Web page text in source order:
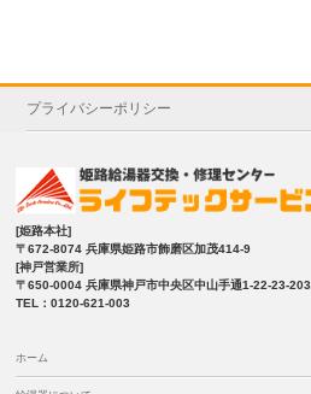
プライバシーポリシー
[姫路本社]
〒672-8074 兵庫県姫路市飾磨区加茂414-9
[神戸営業所]
〒650-0004 兵庫県神戸市中央区中山手通1-22-23-203
TEL：0120-621-003
ホーム